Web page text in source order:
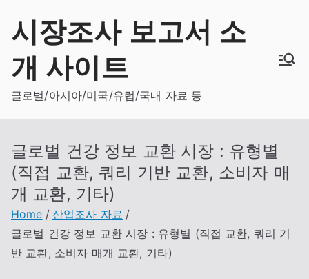
content
시장조사 보고서 소
개 사이트
글로벌/아시아/미국/유럽/국내 자료 등
글로벌 건강 정보 교환 시장 : 유형별
(직접 교환, 쿼리 기반 교환, 소비자 매
개 교환, 기타)
Home
산업조사 자료
글로벌 건강 정보 교환 시장 : 유형별 (직접 교환, 쿼리 기
반 교환, 소비자 매개 교환, 기타)